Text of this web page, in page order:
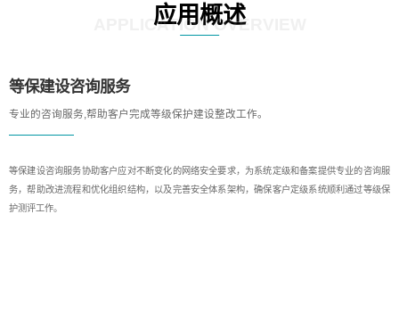
应用概述
APPLICATION OVERVIEW
等保建设咨询服务
专业的咨询服务,帮助客户完成等级保护建设整改工作。
等保建设咨询服务协助客户应对不断变化的网络安全要求，为系统定级和备案提供专业的咨询服
务，帮助改进流程和优化组织结构，以及完善安全体系架构，确保客户定级系统顺利通过等级保
护测评工作。